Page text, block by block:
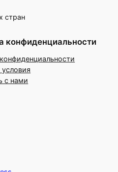
стран
конфиденциальности
с нами